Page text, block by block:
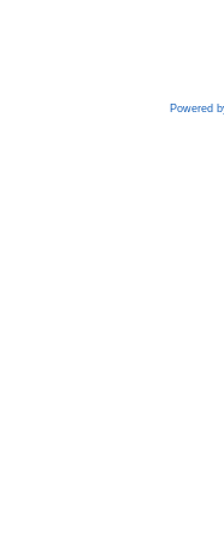
Powered